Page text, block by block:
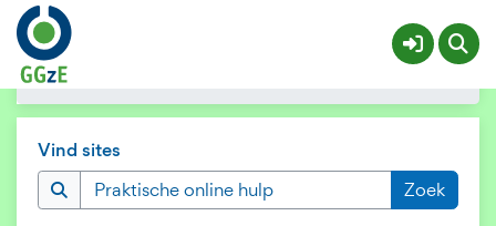
Filters
Alle sites
Vind sites